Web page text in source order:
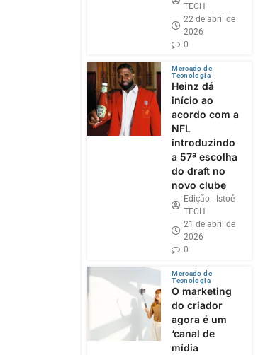
TECH
22 de abril de
2026
0
Mercado de
Tecnologia
Heinz dá
início ao
acordo com a
NFL
introduzindo
a 57ª escolha
do draft no
novo clube
Edição - Istoé
TECH
21 de abril de
2026
0
Mercado de
Tecnologia
O marketing
do criador
agora é um
‘canal de
mídia